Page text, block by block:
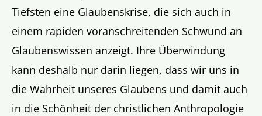
Tiefsten eine Glaubenskrise, die sich auch in
einem rapiden voranschreitenden Schwund an
Glaubenswissen anzeigt. Ihre Überwindung
kann deshalb nur darin liegen, dass wir uns in
die Wahrheit unseres Glaubens und damit auch
in die Schönheit der christlichen Anthropologie